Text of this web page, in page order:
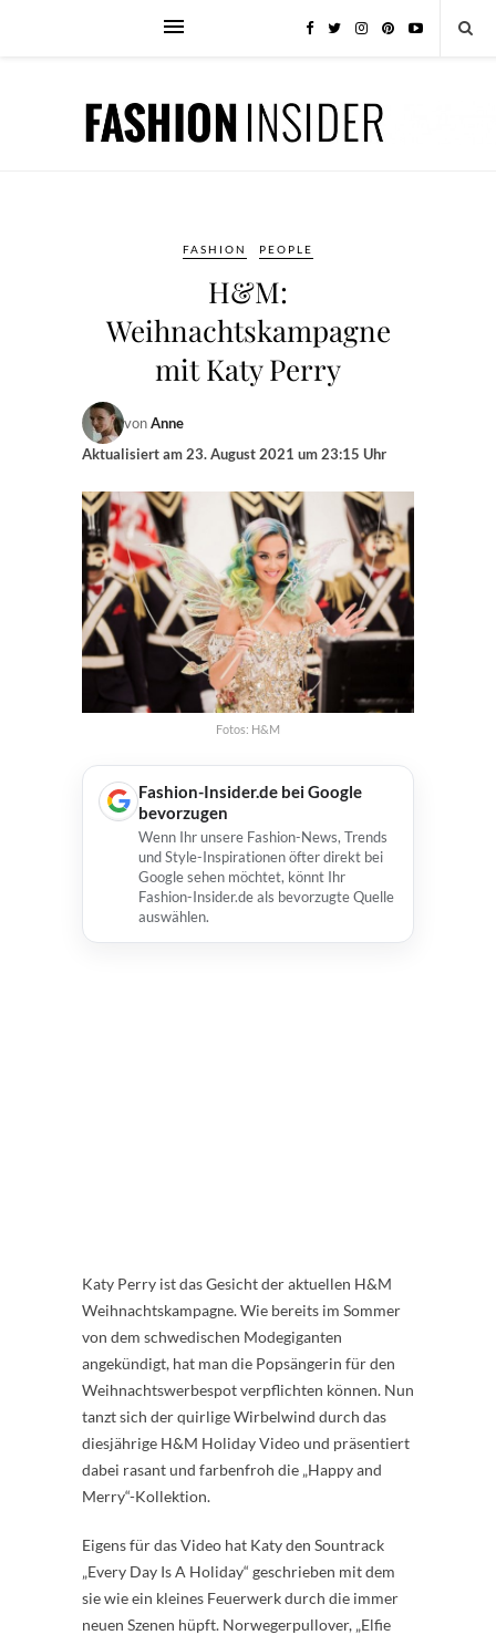
FASHION PEOPLE
H&M:
Weihnachtskampagne
mit Katy Perry
vonAnne
Aktualisiert am23. August 2021 um 23:15 Uhr
Fotos: H&M
Fashion-Insider.de bei Google
bevorzugen
Wenn Ihr unsere Fashion-News, Trends
und Style-Inspirationen öfter direkt bei
Google sehen möchtet, könnt Ihr
Fashion-Insider.de als bevorzugte Quelle
auswählen.
Katy Perry ist das Gesicht der aktuellen H&M
Weihnachtskampagne. Wie bereits im Sommer
von dem schwedischen Modegiganten
angekündigt, hat man die Popsängerin für den
Weihnachtswerbespot verpflichten können. Nun
tanzt sich der quirlige Wirbelwind durch das
diesjährige H&M Holiday Video und präsentiert
dabei rasant und farbenfroh die „Happy and
Merry“-Kollektion.
Eigens für das Video hat Katy den Sountrack
„Every Day Is A Holiday“ geschrieben mit dem
sie wie ein kleines Feuerwerk durch die immer
neuen Szenen hüpft. Norwegerpullover, „Elfie